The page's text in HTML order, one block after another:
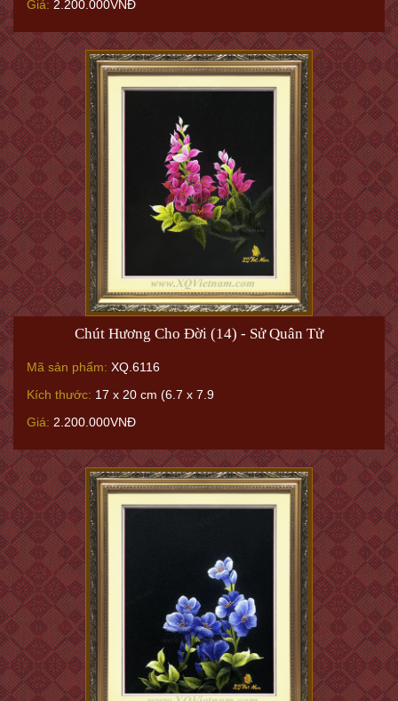
Giá: 2.200.000VNĐ
Chút Hương Cho Đời (14) - Sử Quân Tử
Mã sản phẩm: XQ.6116
Kích thước: 17 x 20 cm (6.7 x 7.9
Giá: 2.200.000VNĐ